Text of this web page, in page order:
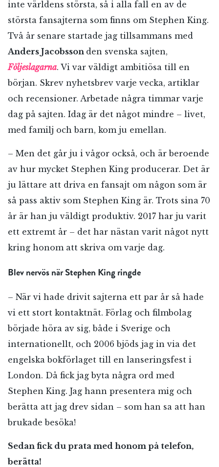
inte världens största, så i alla fall en av de
största fansajterna som finns om Stephen King.
Två år senare startade jag tillsammans med
Anders Jacobsson den svenska sajten,
Följeslagarna. Vi var väldigt ambitiösa till en
början. Skrev nyhetsbrev varje vecka, artiklar
och recensioner. Arbetade några timmar varje
dag på sajten. Idag är det något mindre – livet,
med familj och barn, kom ju emellan.
– Men det går ju i vågor också, och är beroende
av hur mycket Stephen King producerar. Det är
ju lättare att driva en fansajt om någon som är
så pass aktiv som Stephen King är. Trots sina 70
år är han ju väldigt produktiv. 2017 har ju varit
ett extremt år – det har nästan varit något nytt
kring honom att skriva om varje dag.
Blev nervös när Stephen King ringde
– När vi hade drivit sajterna ett par år så hade
vi ett stort kontaktnät. Förlag och filmbolag
började höra av sig, både i Sverige och
internationellt, och 2006 bjöds jag in via det
engelska bokförlaget till en lanseringsfest i
London. Då fick jag byta några ord med
Stephen King. Jag hann presentera mig och
berätta att jag drev sidan – som han sa att han
brukade besöka!
Sedan fick du prata med honom på telefon,
berätta!